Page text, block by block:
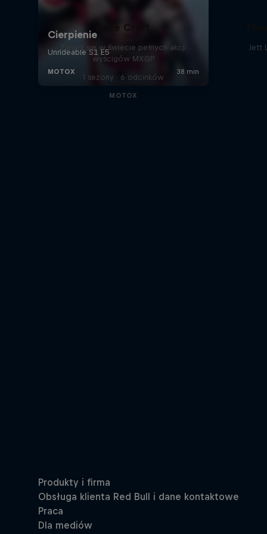
Race Craft
Zanurz się w świecie pełnych akcji
wyścigów MXGP
1 sezony · 6 odcinków
MOTOX
Jett